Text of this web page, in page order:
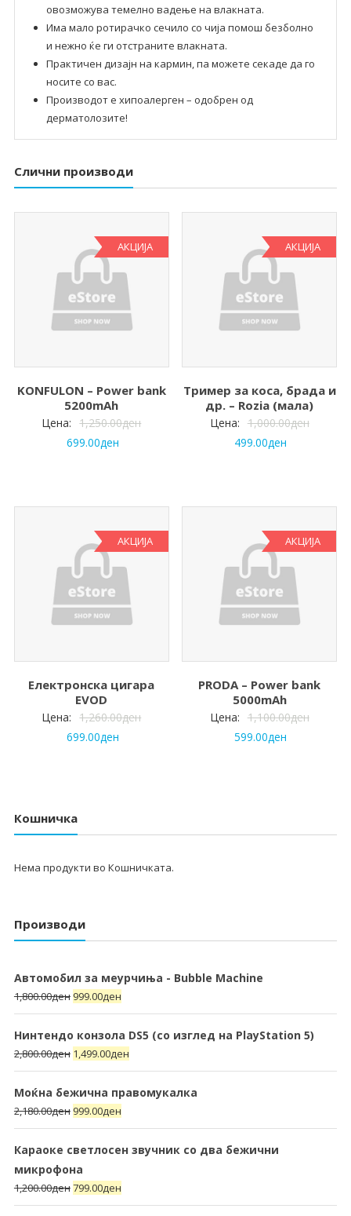
овозможува темелно вадење на влакната.
Има мало ротирачко сечило со чија помош безболно
и нежно ќе ги отстраните влакната.
Практичен дизајн на кармин, па можете секаде да го
носите со вас.
Производот е хипоалерген – одобрен од
дерматолозите!
Слични производи
АКЦИЈА
KONFULON – Power bank
5200mAh
Цена: 1,250.00ден
699.00ден
АКЦИЈА
Тример за коса, брада и
др. – Rozia (мала)
Цена: 1,000.00ден
499.00ден
АКЦИЈА
Електронска цигара
EVOD
Цена: 1,260.00ден
699.00ден
АКЦИЈА
PRODA – Power bank
5000mAh
Цена: 1,100.00ден
599.00ден
Кошничка
Нема продукти во Кошничката.
Производи
Автомобил за меурчиња - Bubble Machine
1,800.00ден 999.00ден
Нинтендо конзола DS5 (со изглед на PlayStation 5)
2,800.00ден 1,499.00ден
Моќна бежична правомукалка
2,180.00ден 999.00ден
Караоке светлосен звучник со два бежични
микрофона
1,200.00ден799.00ден